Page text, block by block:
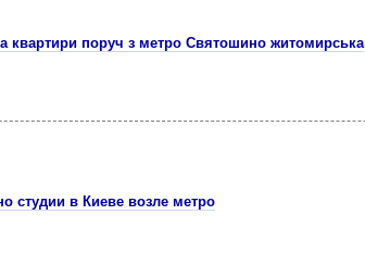
квартири поруч з метро Святошино житомирська
студии в Киеве возле метро